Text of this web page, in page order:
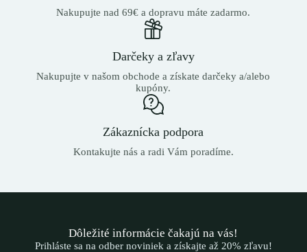
Nakupujte nad 69€ a dopravu máte zadarmo.
Darčeky a zľavy
Nakupujte v našom obchode a získate darčeky a/alebo
kupóny.
Zákaznícka podpora
Kontakujte nás a radi Vám poradíme.
Dôležité informácie čakajú na vás!
Prihláste sa na odber noviniek a získajte až 20% zľavu!